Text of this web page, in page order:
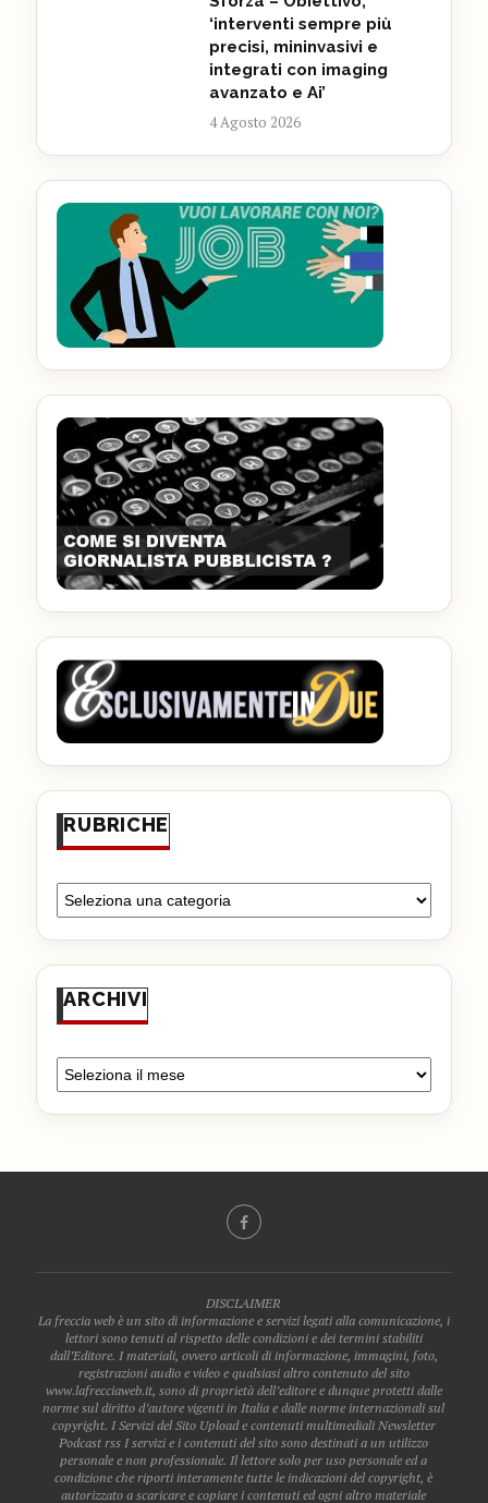
‘interventi sempre più
precisi, mininvasivi e
integrati con imaging
avanzato e Ai’
4 Agosto 2026
RUBRICHE
ARCHIVI
DISCLAIMER
La freccia web è un sito di informazione e servizi legati alla comunicazione, i
lettori sono tenuti al rispetto delle condizioni e dei termini stabiliti
dall’Editore. I materiali, ovvero articoli di informazione, immagini, foto,
registrazioni audio e video e qualsiasi altro contenuto del sito
www.lafrecciaweb.it, sono di proprietà dell’editore e dunque protetti dalle
norme sul diritto d’autore vigenti in Italia e dalle norme internazionali sul
copyright. I Servizi del Sito Upload e contenuti multimediali Newsletter
Podcast rss I servizi e i contenuti del sito sono destinati a un utilizzo
personale e non professionale. Il lettore solo per uso personale ed a
condizione che riporti interamente tutte le indicazioni del copyright, è
autorizzato a scaricare e copiare i contenuti ed ogni altro materiale